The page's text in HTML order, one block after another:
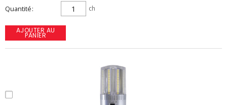
Quantité ch
AJOUTER AU
PANIER